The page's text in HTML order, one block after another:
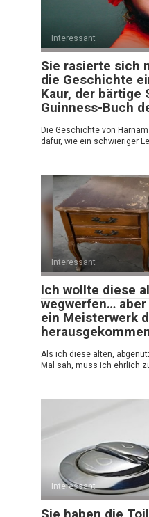
Interessant
Sie rasierte sich
die Geschichte
Kaur, der bärtige
Guinness-Buch
Die Geschichte von
dafür, wie ein schwieriger
Interessant
Ich wollte diese
wegwerfen…
ein Meisterwerk
Als ich diese alten,
Mal sah, muss ich ehrlich
Interessant
Sie haben die